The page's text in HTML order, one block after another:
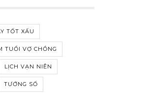
TỐT XẤU
TUỔI VỢ CHỒNG
LỊCH VẠN NIÊN
TƯỚNG SỐ